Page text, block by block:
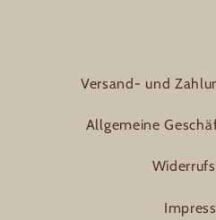
Versand- und
Allgemeine